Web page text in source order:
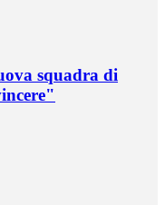
squadra di